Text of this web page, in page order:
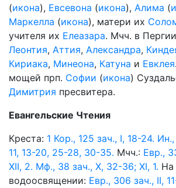
(икона), Евсевона (икона), Алима (
Маркелла (икона), матери их
учителя их Елеазара. Мчч. в
Леонтия, Аттия, Александра,
Кириака, Минеона, Катуна и Евклея
мощей прп. Софии (икона)
Димитрия пресвитера.
Евангельские Чтения
Креста: 1 Кор., 125 зач., I, 18-24.
11, 13-20, 25-28, 30-35. Мчч.: Евр.,
XII, 2. Мф., 38 зач., X, 32-36; XI, 1. На
водоосвящении: Евр., 306 зач., II,